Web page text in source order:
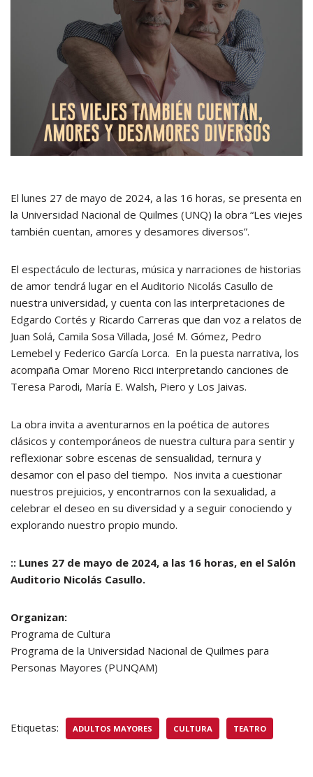
El lunes 27 de mayo de 2024, a las 16 horas, se presenta en
la Universidad Nacional de Quilmes (UNQ) la obra “Les viejes
también cuentan, amores y desamores diversos”.
El espectáculo de lecturas, música y narraciones de historias
de amor tendrá lugar en el Auditorio Nicolás Casullo de
nuestra universidad, y cuenta con las interpretaciones de
Edgardo Cortés y Ricardo Carreras que dan voz a relatos de
Juan Solá, Camila Sosa Villada, José M. Gómez, Pedro
Lemebel y Federico García Lorca. En la puesta narrativa, los
acompaña Omar Moreno Ricci interpretando canciones de
Teresa Parodi, María E. Walsh, Piero y Los Jaivas.
La obra invita a aventurarnos en la poética de autores
clásicos y contemporáneos de nuestra cultura para sentir y
reflexionar sobre escenas de sensualidad, ternura y
desamor con el paso del tiempo. Nos invita a cuestionar
nuestros prejuicios, y encontrarnos con la sexualidad, a
celebrar el deseo en su diversidad y a seguir conociendo y
explorando nuestro propio mundo.
:: Lunes 27 de mayo de 2024, a las 16 horas, en el Salón
Auditorio Nicolás Casullo.
Organizan:
Programa de Cultura
Programa de la Universidad Nacional de Quilmes para
Personas Mayores (PUNQAM)
Etiquetas: ADULTOS MAYORES CULTURA TEATRO